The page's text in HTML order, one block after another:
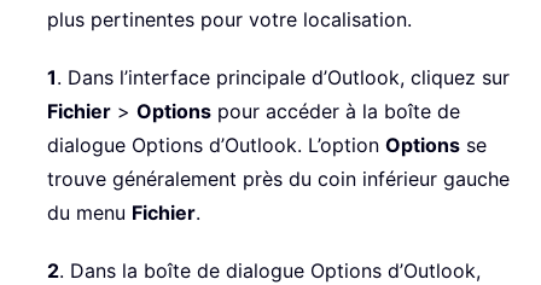
plus pertinentes pour votre localisation.
1. Dans l’interface principale d’Outlook, cliquez sur
Fichier > Options pour accéder à la boîte de
dialogue Options d’Outlook. L’option Options se
trouve généralement près du coin inférieur gauche
du menu Fichier.
2. Dans la boîte de dialogue Options d’Outlook,